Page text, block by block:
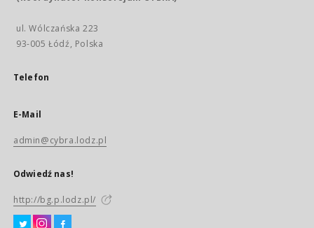
ul. Wólczańska 223
93-005 Łódź, Polska
Telefon
E-Mail
admin@cybra.lodz.pl
Odwiedź nas!
http://bg.p.lodz.pl/